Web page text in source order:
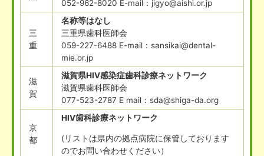
052-962-8020 E-mail：jigyo@aishi.or.jp
三
重
名称等はなし
三重県歯科医師会
059-227-6488 E-mail：sansikai@dental-
mie.or.jp
滋
賀
滋賀県HIV感染症歯科診療ネットワーク
滋賀県歯科医師会
077-523-2787 E mail：sda@shiga-da.org
京
都
HIV歯科診療ネットワーク
(リストは県内の拠点病院に保管しております
のでお問い合わせください）